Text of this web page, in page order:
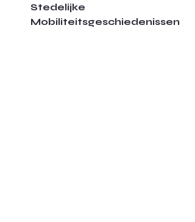
Stedelijke
Mobiliteitsgeschiedenissen